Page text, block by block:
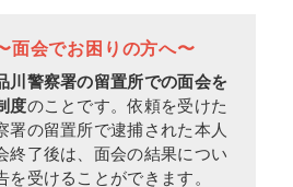
面会でお困りの方へ〜
川警察署の留置所での面会を
度のことです。依頼を受けた
署の留置所で逮捕された本人
終了後は、面会の結果につい
を受けることができます。